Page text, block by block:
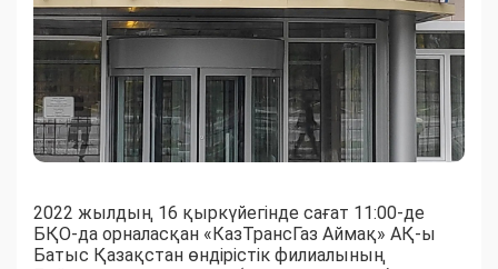
2022 жылдың 16 қыркүйегінде сағат 11:00-де
БҚО-да орналасқан «КазТрансГаз Аймақ» АҚ-ы
Батыс Қазақстан өндірістік филиалының